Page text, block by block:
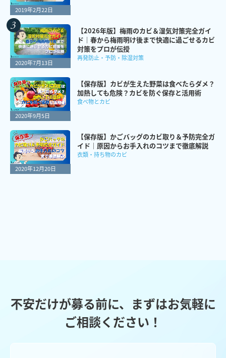
2019年2月22日
2020年7月13日
【2026年版】梅雨のカビ＆湿気対策完全ガイ
ド｜春から梅雨明け後まで快適に過ごせるカビ
対策をプロが伝授
再発防止・予防・除湿対策
2020年9月5日
【保存版】カビが生えた野菜は食べたらダメ？
加熱しても危険？カビを防ぐ保存と活用術
食べ物とカビ
2020年12月20日
【保存版】かごバッグのカビ取り＆予防完全ガ
イド｜原因からお手入れのコツまで徹底解説
衣類・持ち物のカビ
不安だけが募る前に、まずはお気軽に
ご相談ください！